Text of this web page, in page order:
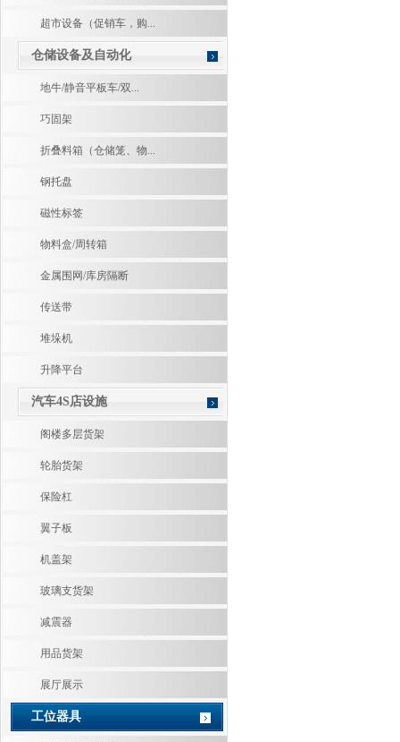
超市设备（促销车，购...
仓储设备及自动化
地牛/静音平板车/双...
巧固架
折叠料箱（仓储笼、物...
钢托盘
磁性标签
物料盒/周转箱
金属围网/库房隔断
传送带
堆垛机
升降平台
汽车4S店设施
阁楼多层货架
轮胎货架
保险杠
翼子板
机盖架
玻璃支货架
减震器
用品货架
展厅展示
工位器具